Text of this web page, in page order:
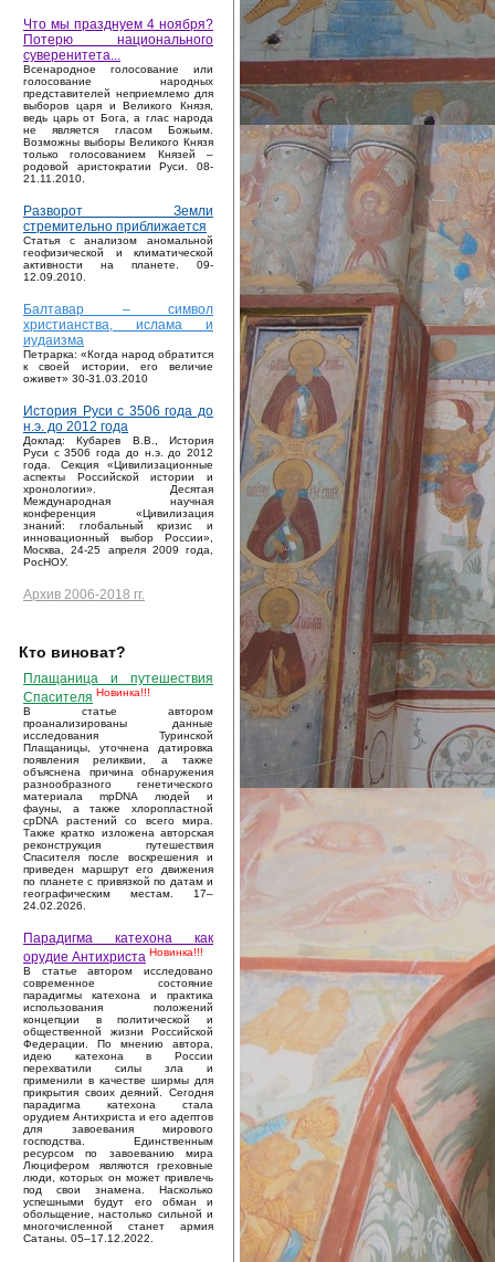
Что мы празднуем 4 ноября?
Потерю национального
суверенитета...
Bсенародное голосование или
голосование народных
представителей неприемлемо для
выборов царя и Великого Князя,
ведь царь от Бога, а глас народа
не является гласом Божьим.
Возможны выборы Великого Князя
только голосованием Князей –
родовой аристократии Руси. 08-
21.11.2010.
Разворот Земли
стремительно приближается
Статья с анализом аномальной
геофизической и климатической
активности на планете. 09-
12.09.2010.
Балтавар – символ
христианства, ислама и
иудаизма
Петрарка: «Когда народ обратится
к своей истории, его величие
оживет» 30-31.03.2010
История Руси с 3506 года до
н.э. до 2012 года
Доклад: Кубарев В.В., История
Руси с 3506 года до н.э. до 2012
года. Секция «Цивилизационные
аспекты Российской истории и
хронологии». Десятая
Международная научная
конференция «Цивилизация
знаний: глобальный кризис и
инновационный выбор России»,
Москва, 24-25 апреля 2009 года,
РосНОУ.
Архив 2006-2018 гг.
Кто виноват?
Плащаница и путешествия
Спасителя Новинка!!!
В статье автором
проанализированы данные
исследования Туринской
Плащаницы, уточнена датировка
появления реликвии, а также
объяснена причина обнаружения
разнообразного генетического
материала mpDNA людей и
фауны, а также хлоропластной
cpDNA растений со всего мира.
Также кратко изложена авторская
реконструкция путешествия
Спасителя после воскрешения и
приведен маршрут его движения
по планете с привязкой по датам и
географическим местам. 17–
24.02.2026.
Парадигма катехона как
орудие Антихриста Новинка!!!
В статье автором исследовано
современное состояние
парадигмы катехона и практика
использования положений
концепции в политической и
общественной жизни Российской
Федерации. По мнению автора,
идею катехона в России
перехватили силы зла и
применили в качестве ширмы для
прикрытия своих деяний. Сегодня
парадигма катехона стала
орудием Антихриста и его адептов
для завоевания мирового
господства. Единственным
ресурсом по завоеванию мира
Люцифером являются греховные
люди, которых он может привлечь
под свои знамена. Насколько
успешными будут его обман и
обольщение, настолько сильной и
многочисленной станет армия
Сатаны. 05–17.12.2022.